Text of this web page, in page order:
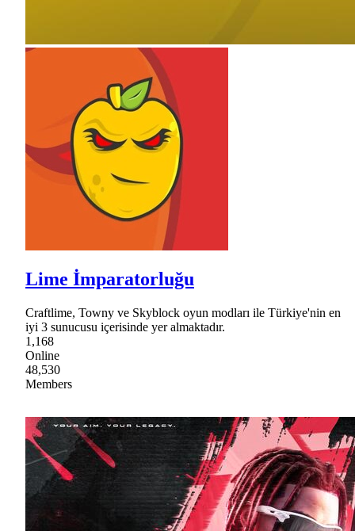
Lime İmparatorluğu
Craftlime, Towny ve Skyblock oyun modları ile Türkiye'nin en
iyi 3 sunucusu içerisinde yer almaktadır.
1,168
Online
48,530
Members